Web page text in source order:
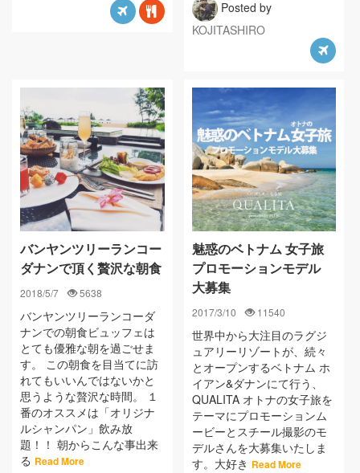
Posted by
KOJITASHIRO
バンヤンツリーランコー
ダナンで頂く贅沢な朝食
2018/5/7 5638
バンヤンツリーランコーダ
ナンでの朝食ビュッフェは
とても優雅な朝を過ごせま
す。 この朝食を目当てに訪
れてもいいんではないかと
思うような贅沢な時間。 １
番のオススメは「オリジナ
ルシャンパン」飲み放
題！！ 朝からこんな事出来
る Read More
魅惑のベトナム 女子旅
プロモーションモデル
大募集
2017/3/10 11540
世界中から大注目のラグジ
ュアリーリゾートが、続々
とオープンするベトナム ホ
イアン&ダナンにて行う、
QUALITA オトナの女子旅を
テーマにプロモーションム
ービーとスチール撮影のモ
デルさんを大募集いたしま
す。大好き Read More